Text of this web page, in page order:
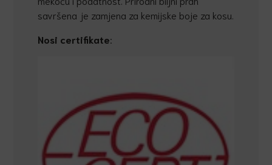
savršena je zamjena za kemijske boje za kosu.
Nosi certifikate: